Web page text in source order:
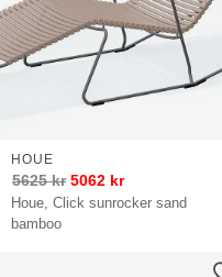
Houe, Click sunrocker sand
bamboo
HOUE
5625kr 5062 kr